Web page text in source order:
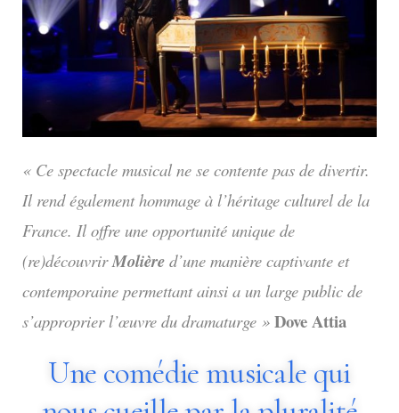
« Ce spectacle musical ne se contente pas de divertir.
Il rend également hommage à l’héritage culturel de la
France. Il offre une opportunité unique de
(re)découvrirMolière d’une manière captivante et
contemporaine permettant ainsi a un large public de
s’approprier l’œuvre du dramaturge » Dove Attia
Une comédie musicale qui